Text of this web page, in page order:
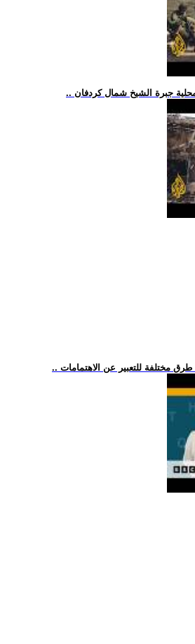
محلية جبرة الشيخ شمال كردفان
طرق مختلفة للتعبير عن الاهتمامات